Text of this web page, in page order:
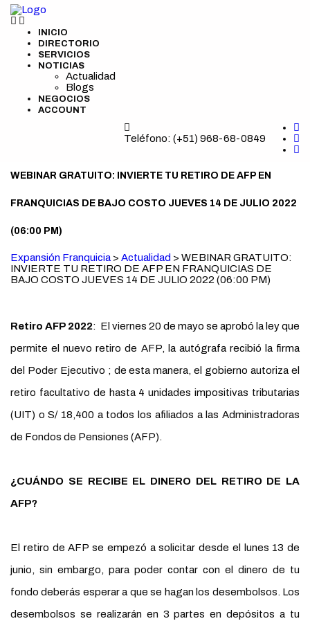
INICIO
DIRECTORIO
SERVICIOS
NOTICIAS
Actualidad
Blogs
NEGOCIOS
ACCOUNT
Teléfono: (+51) 968-68-0849
WEBINAR GRATUITO: INVIERTE TU RETIRO DE AFP EN
FRANQUICIAS DE BAJO COSTO JUEVES 14 DE JULIO 2022
(06:00 PM)
Expansión Franquicia > Actualidad > WEBINAR GRATUITO:
INVIERTE TU RETIRO DE AFP EN FRANQUICIAS DE
BAJO COSTO JUEVES 14 DE JULIO 2022 (06:00 PM)
Retiro AFP 2022: El viernes 20 de mayo se aprobó la ley que
permite el nuevo retiro de AFP, la autógrafa recibió la firma
del Poder Ejecutivo ; de esta manera, el gobierno autoriza el
retiro facultativo de hasta 4 unidades impositivas tributarias
(UIT) o S/ 18,400 a todos los afiliados a las Administradoras
de Fondos de Pensiones (AFP).
¿CUÁNDO SE RECIBE EL DINERO DEL RETIRO DE LA
AFP?
El retiro de AFP se empezó a solicitar desde el lunes 13 de
junio, sin embargo, para poder contar con el dinero de tu
fondo deberás esperar a que se hagan los desembolsos. Los
desembolsos se realizarán en 3 partes en depósitos a tu